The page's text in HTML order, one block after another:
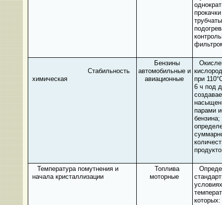
Стабильность
химическая
Бензины
автомобильные и
авиационные
при
6 ч под
парами
бензина;
Температура помутнения и
начала кристаллизации
Топлива
моторные
условиях
которых: